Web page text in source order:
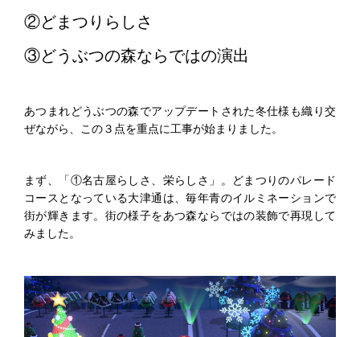
②どまつりらしさ
③どうぶつの森ならではの演出
あつまれどうぶつの森でアップデートされた冬仕様も織り交
ぜながら、この３点を重点に工事が始まりました。
まず、「①名古屋らしさ、栄らしさ」。どまつりのパレード
コースとなっている大津通は、毎年青のイルミネーションで
街が輝きます。街の様子をあつ森ならではの装飾で再現して
みました。